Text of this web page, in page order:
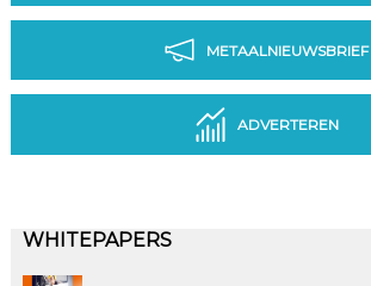
METAALNIEUWSBRIEF
ADVERTEREN
WHITEPAPERS